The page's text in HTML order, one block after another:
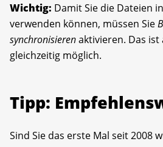
Wichtig: Damit Sie die Dateien
verwenden können, müssen Sie
synchronisierenaktivieren. Das
gleichzeitig möglich.
Tipp:
Sind Sie das erste Mal seit 2008